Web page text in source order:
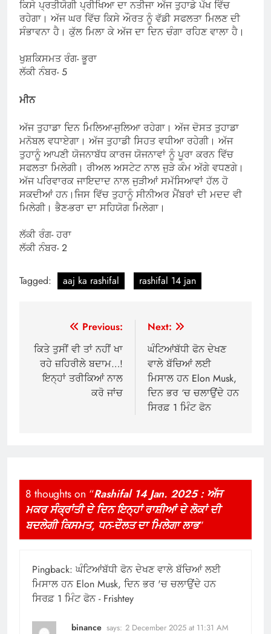
ਕਿਸੇ ਪ੍ਰਤੀਯੋਗੀ ਪ੍ਰੀਖਿਆ ਦਾ ਨਤੀਜਾ ਅੱਜ ਤੁਹਾਡੇ ਪੱਖ ਵਿੱਚ
ਰਹੇਗਾ। ਅੱਜ ਘਰ ਵਿੱਚ ਕਿਸੇ ਔਰਤ ਨੂੰ ਵੱਡੀ ਸਫਲਤਾ ਮਿਲਣ ਦੀ
ਸੰਭਾਵਨਾ ਹੈ। ਕੁੱਲ ਮਿਲਾ ਕੇ ਅੱਜ ਦਾ ਦਿਨ ਚੰਗਾ ਰਹਿਣ ਵਾਲਾ ਹੈ।
ਖੁਸ਼ਕਿਸਮਤ ਰੰਗ- ਭੂਰਾ
ਲੱਕੀ ਨੰਬਰ- 5
ਮੀਨ
ਅੱਜ ਤੁਹਾਡਾ ਦਿਨ ਮਿਲਿਆ-ਜੁਲਿਆ ਰਹੇਗਾ। ਅੱਜ ਦੋਸਤ ਤੁਹਾਡਾ
ਮਨੋਬਲ ਵਧਾਏਗਾ। ਅੱਜ ਤੁਹਾਡੀ ਸਿਹਤ ਵਧੀਆ ਰਹੇਗੀ। ਅੱਜ
ਤੁਹਾਨੂੰ ਆਪਣੀ ਯੋਜਨਾਬੱਧ ਕਾਰਜ ਯੋਜਨਾਵਾਂ ਨੂੰ ਪੂਰਾ ਕਰਨ ਵਿੱਚ
ਸਫਲਤਾ ਮਿਲੇਗੀ। ਰੀਅਲ ਅਸਟੇਟ ਨਾਲ ਜੁੜੇ ਕੰਮ ਅੱਗੇ ਵਧਣਗੇ।
ਅੱਜ ਪਰਿਵਾਰਕ ਜਾਇਦਾਦ ਨਾਲ ਜੁੜੀਆਂ ਸਮੱਸਿਆਵਾਂ ਹੱਲ ਹੋ
ਸਕਦੀਆਂ ਹਨ।ਜਿਸ ਵਿੱਚ ਤੁਹਾਨੂੰ ਸੀਨੀਅਰ ਮੈਂਬਰਾਂ ਦੀ ਮਦਦ ਵੀ
ਮਿਲੇਗੀ। ਭੈਣ-ਭਰਾ ਦਾ ਸਹਿਯੋਗ ਮਿਲੇਗਾ।
ਲੱਕੀ ਰੰਗ- ਹਰਾ
ਲੱਕੀ ਨੰਬਰ- 2
Tagged: aaj ka rashifal rashifal 14 jan
navigation
Previous:
ਕਿਤੇ ਤੁਸੀਂ ਵੀ ਤਾਂ ਨਹੀਂ ਖਾ
ਰਹੇ ਜ਼ਹਿਰੀਲੇ ਬਦਾਮ…!
ਇਨ੍ਹਾਂ ਤਰੀਕਿਆਂ ਨਾਲ
ਕਰੋ ਜਾਂਚ
Next:
ਘੰਟਿਆਂਬੱਧੀ ਫੋਨ ਦੇਖਣ
ਵਾਲੇ ਬੱਚਿਆਂ ਲਈ
ਮਿਸਾਲ ਹਨ Elon Musk,
ਦਿਨ ਭਰ ‘ਚ ਚਲਾਉਂਦੇ ਹਨ
ਸਿਰਫ਼ 1 ਮਿੰਟ ਫੋਨ
8 thoughts on “Rashifal 14 Jan. 2025 : ਅੱਜ
ਮਕਰ ਸੰਕ੍ਰਾਂਤੀ ਦੇ ਦਿਨ ਇਨ੍ਹਾਂ ਰਾਸ਼ੀਆਂ ਦੇ ਲੋਕਾਂ ਦੀ
ਬਦਲੇਗੀ ਕਿਸਮਤ, ਧਨ-ਦੌਲਤ ਦਾ ਮਿਲੇਗਾ ਲਾਭ”
Pingback: ਘੰਟਿਆਂਬੱਧੀ ਫੋਨ ਦੇਖਣ ਵਾਲੇ ਬੱਚਿਆਂ ਲਈ
ਮਿਸਾਲ ਹਨ Elon Musk, ਦਿਨ ਭਰ 'ਚ ਚਲਾਉਂਦੇ ਹਨ
ਸਿਰਫ਼ 1 ਮਿੰਟ ਫੋਨ - Frishtey
binance says: 2 December 2025 at 11:31 AM